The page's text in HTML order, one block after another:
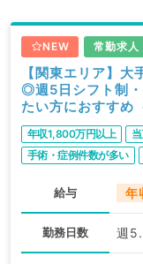
NEW 常勤求人
【関東エリア】
◎週5日シフト制
たい方におすすめ
年収1,800万円以上
手術・症例件数が多い
給与 年
勤務日数 週